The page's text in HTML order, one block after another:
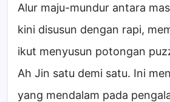
Alur maju-mundur antara
kini disusun dengan rapi,
ikut menyusun potongan
Ah Jin satu demi satu. Ini
yang mendalam pada